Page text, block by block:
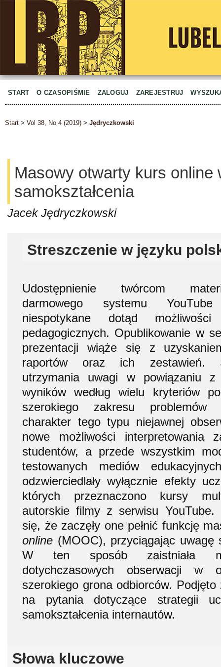
START O CZASOPIŚMIE ZALOGUJ ZAREJESTRUJ
Start > Vol 38, No 4 (2019) > Jędryczkowski
Masowy otwarty kurs online
samokształcenia
Jacek Jędryczkowski
Streszczenie w języku
Udostępnienie twórcom
darmowego systemu
niespotykane dotąd
pedagogicznych. Opublikowanie w
prezentacji wiąże się z
raportów oraz ich zestawień.
utrzymania uwagi w powiązaniu z
wyników według wielu kryteriów
szerokiego zakresu problemów
charakter tego typu niejawnej
nowe możliwości interpretowania
studentów, a przede wszystkim
testowanych mediów
odzwierciedlały wyłącznie efekty
których przeznaczono kursy
autorskie filmy z serwisu YouTube.
się, że zaczęły one pełnić funkcję
online (MOOC), przyciągając uwagę
W ten sposób zaistniała
dotychczasowych obserwacji w
szerokiego grona odbiorców.
na pytania dotyczące strategii
samokształcenia internautów.
Słowa kluczowe